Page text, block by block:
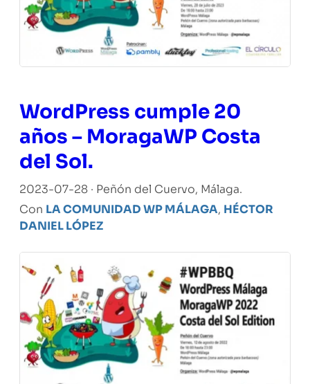
WordPress cumple 20
años – MoragaWP Costa
del Sol.
2023-07-28 · Peñón del Cuervo, Málaga.
Con LA COMUNIDAD WP MÁLAGA, HÉCTOR
DANIEL LÓPEZ